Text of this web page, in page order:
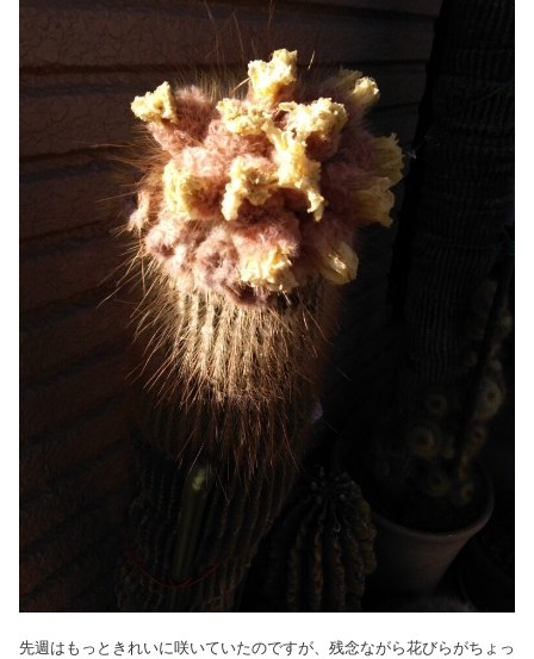
先週はもっときれいに咲いていたのですが、残念ながら花びらがちょっ